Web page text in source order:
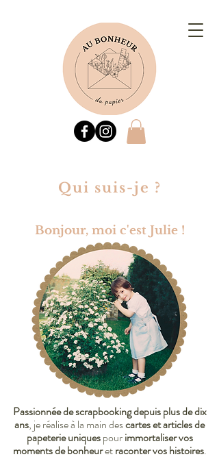
Qui suis-je ?
Bonjour, moi c'est Julie !
Passionnée de scrapbooking depuis plus de dix
ans, je réalise à la main descartes et articles de
papeterie uniquespourimmortaliservos
moments de bonheuretraconter vos histoires.